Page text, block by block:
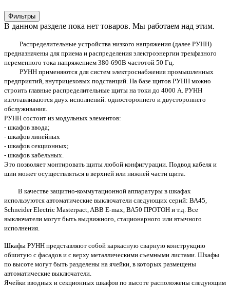
Фильтры
В данном разделе пока нет товаров. Мы работаем над этим.
Распределительные устройства низкого напряжения (далее РУНН)
предназначены для приема и распределения электроэнергии трехфазного
переменного тока напряжением 380-690В частотой 50 Гц.
РУНН применяются для систем электроснабжения промышленных
предприятий, внутрицеховых подстанций. На базе щитов РУНН можно
строить главные распределительные щиты на токи до 4000 А. РУНН
изготавливаются двух исполнений: одностороннего и двустороннего
обслуживания.
РУНН состоит из модульных элементов:
- шкафов ввода;
- шкафов линейных
- шкафов секционных;
- шкафов кабельных.
Это позволяет монтировать щиты любой конфигурации. Подвод кабеля и
шин может осуществляться в верхней или нижней части щита.
В качестве защитно-коммутационной аппаратуры в шкафах
используются автоматические выключатели следующих серий: ВА45,
Schneider Electric Masterpact, ABB E-max, ВА50 ПРОТОН и т.д. Все
выключатели могут быть выдвижного, стационарного или втычного
исполнения.
Шкафы РУНН представляют собой каркасную сварную конструкцию
обшитую с фасадов и с верху металлическими съемными листами. Шкафы
по высоте могут быть разделены на ячейки, в которых размещены
автоматические выключатели.
Ячейки вводных и секционных шкафов по высоте расположены следующим